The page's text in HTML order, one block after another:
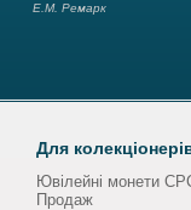
Е.М. Ремарк
Для
Ювілейні монети
Продаж